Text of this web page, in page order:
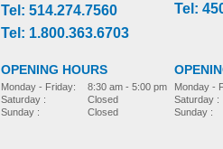
Tel: 514.274.7560
Tel: 1.800.363.6703
OPENING HOURS
Monday - Friday:
Saturday :
Sunday :
8:30 am - 5:00 pm
Closed
Closed
Tel:
Monday -
Saturday :
Sunday :